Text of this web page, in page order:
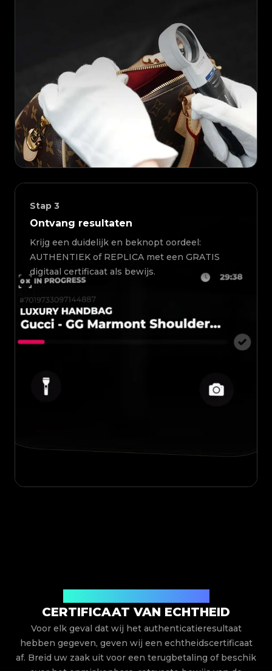
Stap 3
Ontvang resultaten
Krijg een duidelijk en beknopt oordeel:
AUTHENTIEK of REPLICA met een GRATIS
digitaal certificaat als bewijs.
CERTIFICAAT VAN ECHTHEID
Voor elk geval dat wij het authenticatieresultaat
hebben gegeven, geven wij een echtheidscertificaat
af. Breid uw zaak uit voor een terugbetaling of beschik